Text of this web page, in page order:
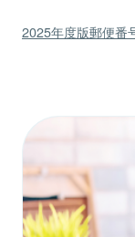
2025年度版郵便番